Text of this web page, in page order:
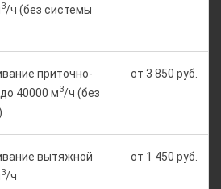
3/ч (без системы
приточно-
40000 м3/ч (без
от 3 850 руб.
вытяжной
3/ч
от 1 450 руб.